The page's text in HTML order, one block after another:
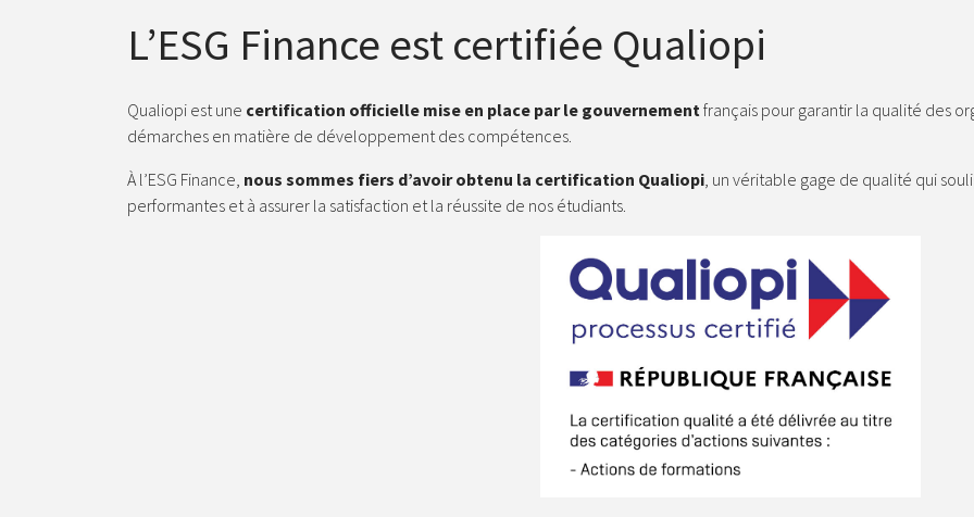
L’ESG Finance est certifiée Qualiopi
Qualiopi est une certification officielle mise en place par le gouvernement français pour garantir la qualité des
démarches en matière de développement des compétences.
À l’ESG Finance, nous sommes fiers d’avoir obtenu la certification Qualiopi , un véritable gage de qualité qui
performantes et à assurer la satisfaction et la réussite de nos étudiants.